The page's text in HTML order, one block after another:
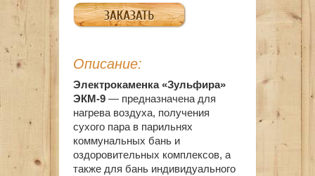
Описание:
Электрокаменка «Зульфира»
ЭКМ-9 — предназначена для
нагрева воздуха, получения
сухого пара в парильнях
коммунальных бань и
оздоровительных комплексов, а
также для бань индивидуального